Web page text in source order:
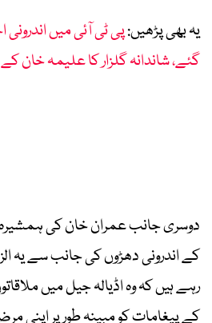
یہ بھی پڑھیں:پی ٹی آئی میں
گئے، شاندانہ گلزار کا علیمہ خان
دوسری جانب عمران خان کی ہمشیرہ
کے اندرونی دھڑوں کی جانب سے یہ
رہے ہیں کہ وہ اڈیالہ جیل میں
کے پیغامات کو مبینہ طور پر اپنی